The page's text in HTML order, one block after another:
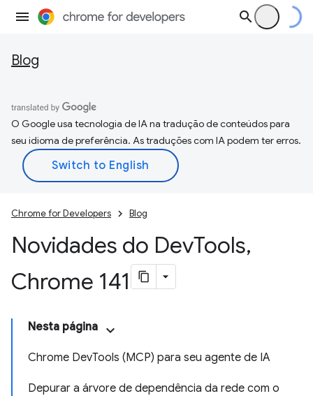
Blog
O Google usa tecnologia de IA na tradução de conteúdos para
seu idioma de preferência. As traduções com IA podem ter erros.
Chrome for Developers Blog
Novidades do DevTools,
Chrome 141
Nesta página
Chrome DevTools (MCP) para seu agente de IA
Depurar a árvore de dependência da rede com o